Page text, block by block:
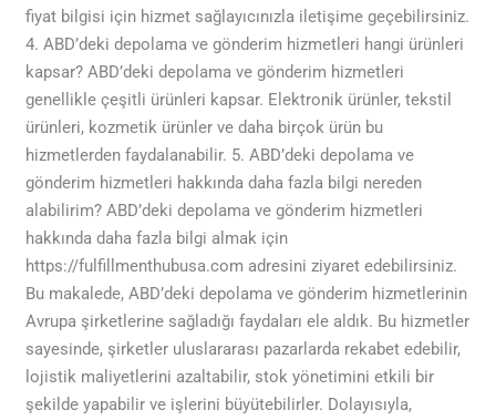
fiyat bilgisi için hizmet sağlayıcınızla iletişime geçebilirsiniz.
4. ABD’deki depolama ve gönderim hizmetleri hangi ürünleri
kapsar? ABD’deki depolama ve gönderim hizmetleri
genellikle çeşitli ürünleri kapsar. Elektronik ürünler, tekstil
ürünleri, kozmetik ürünler ve daha birçok ürün bu
hizmetlerden faydalanabilir. 5. ABD’deki depolama ve
gönderim hizmetleri hakkında daha fazla bilgi nereden
alabilirim? ABD’deki depolama ve gönderim hizmetleri
hakkında daha fazla bilgi almak için
https://fulfillmenthubusa.com adresini ziyaret edebilirsiniz.
Bu makalede, ABD’deki depolama ve gönderim hizmetlerinin
Avrupa şirketlerine sağladığı faydaları ele aldık. Bu hizmetler
sayesinde, şirketler uluslararası pazarlarda rekabet edebilir,
lojistik maliyetlerini azaltabilir, stok yönetimini etkili bir
şekilde yapabilir ve işlerini büyütebilirler. Dolayısıyla,